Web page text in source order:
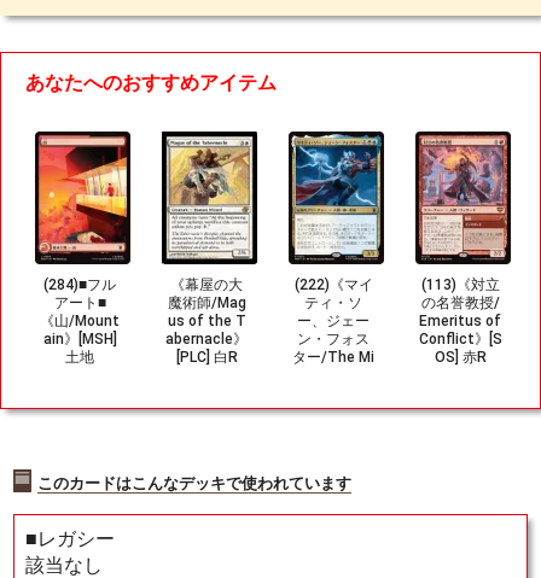
あなたへのおすすめアイテム
(284)■フル
アート■
《山/Mount
ain》[MSH]
土地
《幕屋の大
魔術師/Mag
us of the T
abernacle》
[PLC] 白R
(222)《マイ
ティ・ソ
ー、ジェー
ン・フォス
ター/The Mi
r》[MSH] 金
(113)《対立
の名誉教授/
Emeritus of
Conflict》[S
OS] 赤R
このカードはこんなデッキで使われています
■レガシー
該当なし